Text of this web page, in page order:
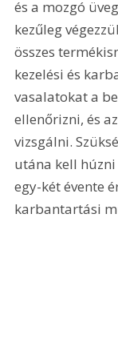
és a mozgó
kezűleg
összes
kezelési és
vasalatokat a
ellenőrizni, és
vizsgálni.
utána kell
egy-két évente
karbantartási